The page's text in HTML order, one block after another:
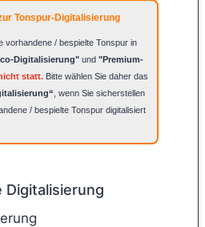
Tonspur-Digitalisierung
vorhandene / bespielte Tonspur in
Digitalisierung" und "Premium-
statt. Bitte wählen Sie daher das
, wenn Sie sicherstellen
/ bespielte Tonspur digitalisiert
Digitalisierung